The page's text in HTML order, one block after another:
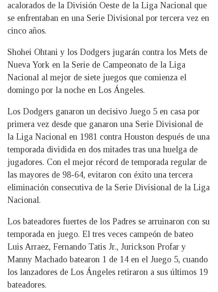
acalorados de la División Oeste de la Liga Nacional que
se enfrentaban en una Serie Divisional por tercera vez en
cinco años.
Shohei Ohtani y los Dodgers jugarán contra los Mets de
Nueva York en la Serie de Campeonato de la Liga
Nacional al mejor de siete juegos que comienza el
domingo por la noche en Los Ángeles.
Los Dodgers ganaron un decisivo Juego 5 en casa por
primera vez desde que ganaron una Serie Divisional de
la Liga Nacional en 1981 contra Houston después de una
temporada dividida en dos mitades tras una huelga de
jugadores. Con el mejor récord de temporada regular de
las mayores de 98-64, evitaron con éxito una tercera
eliminación consecutiva de la Serie Divisional de la Liga
Nacional.
Los bateadores fuertes de los Padres se arruinaron con su
temporada en juego. El tres veces campeón de bateo
Luis Arraez, Fernando Tatis Jr., Jurickson Profar y
Manny Machado batearon 1 de 14 en el Juego 5, cuando
los lanzadores de Los Ángeles retiraron a sus últimos 19
bateadores.